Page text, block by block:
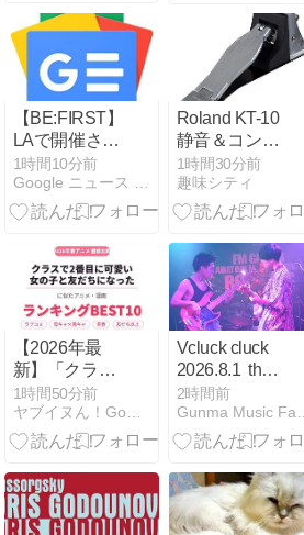
【BE:FIRST】
LAで開催され
た世界的音楽
フェスティバ
ル「Head In
2026」に出
演！BE:FIRST
の本気と気迫
に満ちたノン
ストップのス
テージを披
露！ | ニュー
ス | エイベッ
クス・ポータ
ル - エイベッ
クス・ポータ
ル
1時間10分前
Roland KT-10
静音＆コンパ
クトキックペ
ダル
1時間30分前
趣味シティ
【2026年最
新】「クラス
で2番目に可
愛い女の子と
友だちになっ
ニメ・漫画ラ
ンキング
BEST10｜陰
1時間50分前
Vcluck cluck
2026.8.1 the
Groove
TAKASAKI
2時間前